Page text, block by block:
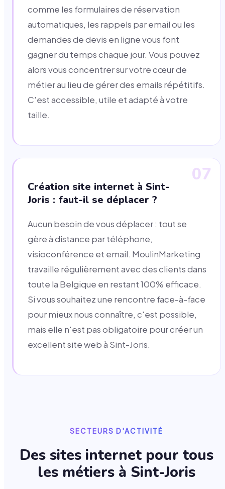
comme les formulaires de réservation
automatiques, les rappels par email ou les
demandes de devis en ligne vous font
gagner du temps chaque jour. Vous pouvez
alors vous concentrer sur votre cœur de
métier au lieu de gérer des emails répétitifs.
C'est accessible, utile et adapté à votre
taille.
07
Création site internet à Sint-
Joris : faut-il se déplacer ?
Aucun besoin de vous déplacer : tout se
gère à distance par téléphone,
visioconférence et email. MoulinMarketing
travaille régulièrement avec des clients dans
toute la Belgique en restant 100% efficace.
Si vous souhaitez une rencontre face-à-face
pour mieux nous connaître, c'est possible,
mais elle n'est pas obligatoire pour créer un
excellent site web à Sint-Joris.
SECTEURS D'ACTIVITÉ
Des sites internet pour tous
les métiers à Sint-Joris